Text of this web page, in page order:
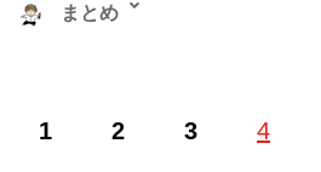
1 2 3 4
まとめ
ップ、古着、ウェブメディアなどアパレ